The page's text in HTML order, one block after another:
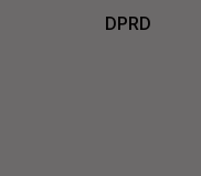
DPRD